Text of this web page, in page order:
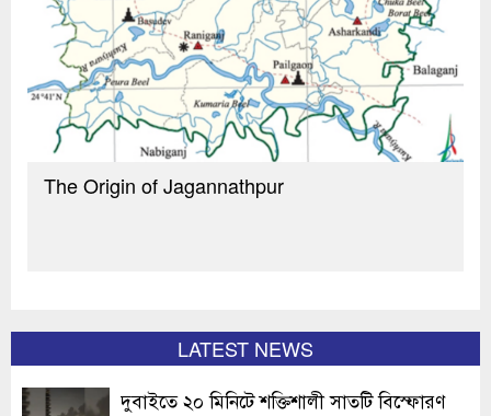
The Origin of Jagannathpur
LATEST NEWS
দুবাইতে ২০ মিনিটে শক্তিশালী সাতটি বিস্ফোরণ